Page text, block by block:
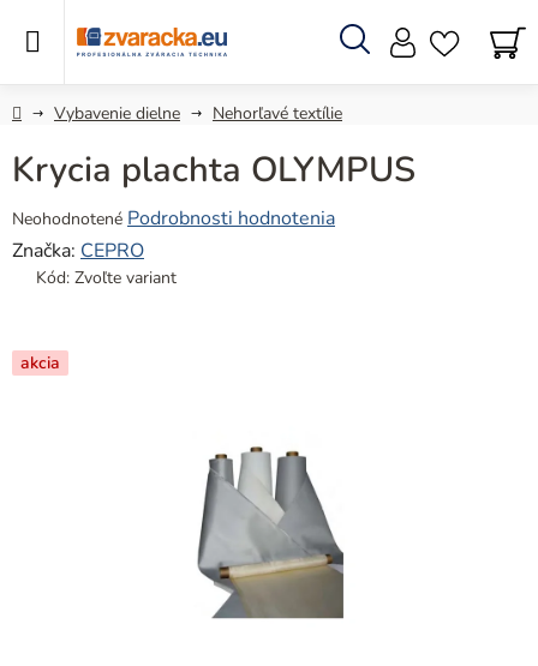
Hľadať
DomovVybavenie dielne Nehorľavé textílie
Krycia plachta OLYMPUS
Priemerné
hodnotenie
produktu
z
5
Neohodnotené Podrobnosti hodnotenia
Značka: CEPRO
Kód: Zvoľte variant
akcia